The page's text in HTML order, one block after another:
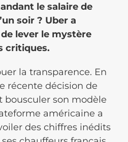
le salaire de
soir ? Uber a
lever le mystère
critiques.
la transparence. En
récente décision de
bousculer son modèle
américaine a
des chiffres inédits